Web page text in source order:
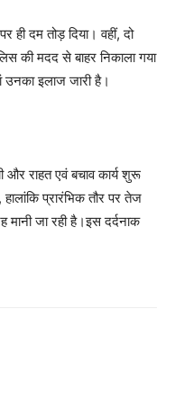
ही दम तोड़ दिया। वहीं, दो
की मदद से बाहर निकाला गया
उनका इलाज जारी है।
और राहत एवं बचाव कार्य शुरू
प्रारंभिक तौर पर तेज
जा रही है।इस दर्दनाक